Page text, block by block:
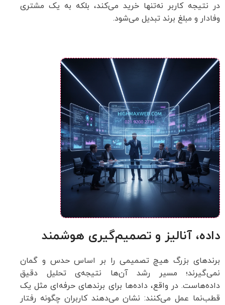
در نتیجه کاربر نه‌تنها خرید می‌کند، بلکه به یک مشتری
وفادار و مبلغ برند تبدیل می‌شود.
داده، آنالیز و تصمیم‌گیری هوشمند
برندهای بزرگ هیچ تصمیمی را بر اساس حدس و گمان
نمی‌گیرند؛ مسیر رشد آن‌ها نتیجه‌ی تحلیل دقیق
داده‌هاست. در واقع، داده‌ها برای برندهای حرفه‌ای مثل یک
قطب‌نما عمل می‌کنند: نشان می‌دهند کاربران چگونه رفتار